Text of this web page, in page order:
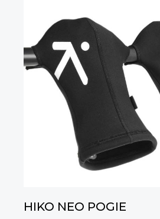
HIKO NEO POGIE